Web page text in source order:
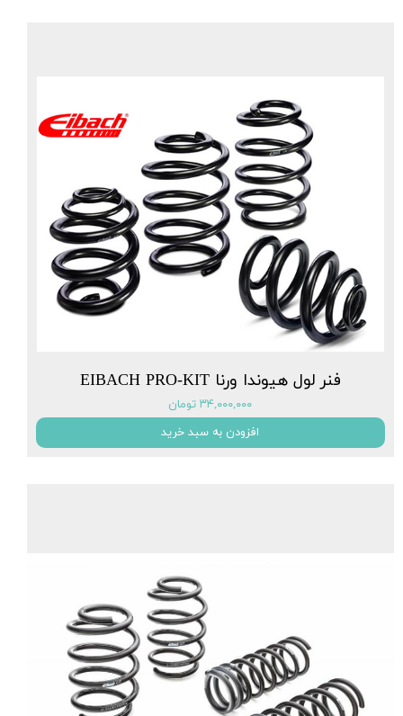
فنر لول هیوندا ورنا EIBACH PRO-KIT
۳۴,۰۰۰,۰۰۰ تومان
افزودن به سبد خرید